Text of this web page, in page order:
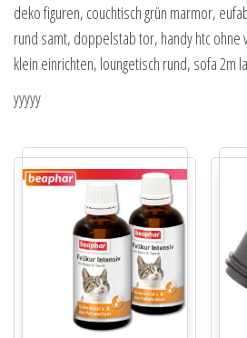
deko figuren, couchtisch grün marmor,
rund samt, doppelstab tor, handy htc ohne
klein einrichten, loungetisch rund, sofa 2m
yyyyy